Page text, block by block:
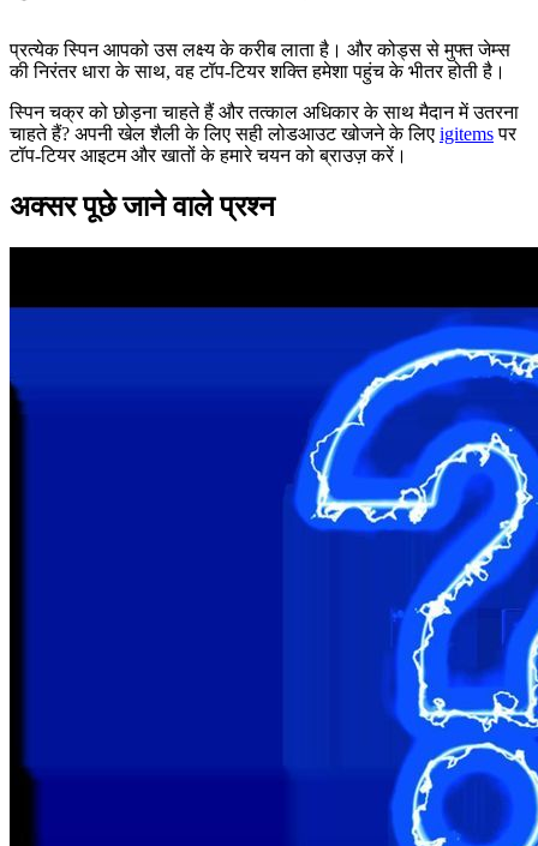
प्रत्येक स्पिन आपको उस लक्ष्य के करीब लाता है। और कोड्स से मुफ्त जेम्स
की निरंतर धारा के साथ, वह टॉप-टियर शक्ति हमेशा पहुंच के भीतर होती है।
स्पिन चक्र को छोड़ना चाहते हैं और तत्काल अधिकार के साथ मैदान में उतरना
चाहते हैं? अपनी खेल शैली के लिए सही लोडआउट खोजने के लिए igitemsपर
टॉप-टियर आइटम और खातों के हमारे चयन को ब्राउज़ करें।
अक्सर पूछे जाने वाले प्रश्न